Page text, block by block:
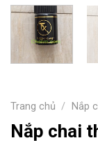
Trang chủ / Nắp
Nắp chai